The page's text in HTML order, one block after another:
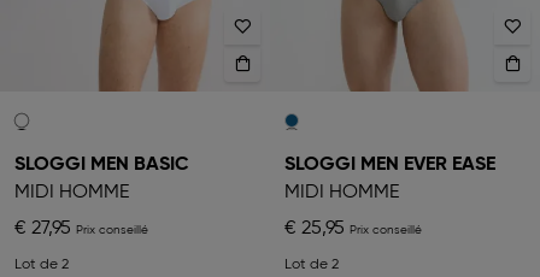
SLOGGI MEN BASIC
MIDI HOMME
€ 27,95
Lot de 2
SLOGGI MEN EVER EASE
MIDI HOMME
€ 25,95
Lot de 2